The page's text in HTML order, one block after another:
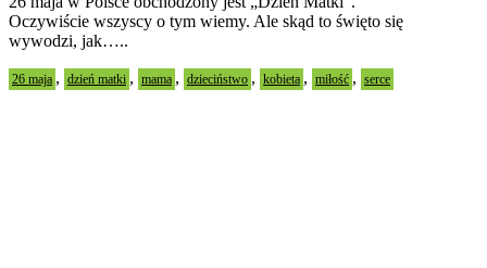
Oczywiście wszyscy o tym wiemy. Ale skąd to święto się
wywodzi, jak…..
26 maja , dzień matki , mama , dzieciństwo , kobieta , miłość , serce